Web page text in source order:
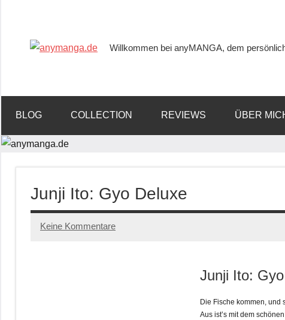
Willkommen bei anyMANGA, dem
BLOG COLLECTION REVIEWS ÜBER
Junji Ito: Gyo Deluxe
14/01/2023
Tups
Keine Kommentare
Junji Ito:
Die Fische kommen,
Aus ist’s mit dem